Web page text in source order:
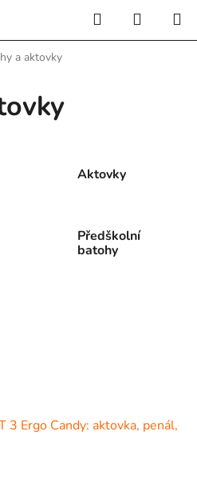
Hledat
KOŠÍK
a aktovky
Aktovky
Předškolní
batohy
3 Ergo Candy: aktovka, penál,